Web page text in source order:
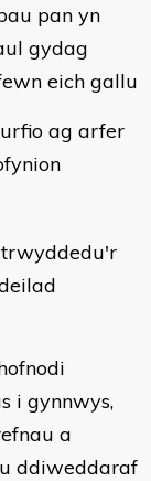
pan yn
gydag
eich gallu
ag arfer
i gynnwys,
a
ddiweddaraf